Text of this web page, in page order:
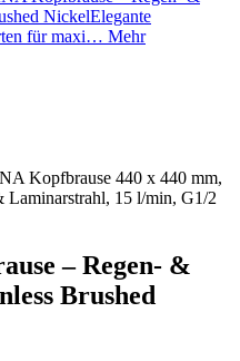
NickelElegante
für maxi… Mehr
Kopfbrause 440 x 440 mm,
Laminarstrahl, 15 l/min, G1/2
– Regen- &
Brushed